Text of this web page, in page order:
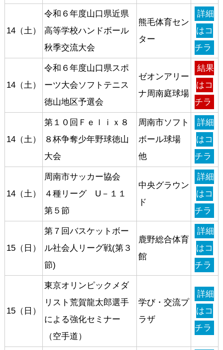
14（土）
令和６年度山口県近県
高等学校ハンドボール
秋季交流大会
熊毛体育セン
ター
詳細
はコ
チラ
14（土）
令和６年度山口県スポ
ーツ大会ソフトテニス
徳山地区予選会
ゼオンアリー
ナ周南庭球場
結果
はコ
チラ
14（土）
第１０回Ｆｅｌｉｘ８
８杯争奪少年野球徳山
大会
周南市ソフト
ボール球場
他
詳細
はコ
チラ
14（土）
周南市サッカー協会
４種リーグ U－１１
第５節
中央グラウン
ド
詳細
はコ
チラ
15（日）
第７回バスケットボー
ル社会人リーグ戦(第３
節)
鹿野総合体育
館
詳細
はコ
チラ
15（日）
東京オリンピックメダ
リスト荒賀龍太郎選手
による強化セミナー
（空手道）
学び・交流プ
ラザ
詳細
はコ
チラ